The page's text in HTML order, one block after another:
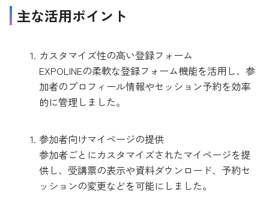
主な活用ポイント
カスタマイズ性の高い登録フォーム
EXPOLINEの柔軟な登録フォーム機能を活用し、参
加者のプロフィール情報やセッション予約を効率
的に管理しました。
参加者向けマイページの提供
参加者ごとにカスタマイズされたマイページを提
供し、受講票の表示や資料ダウンロード、予約セ
ッションの変更などを可能にしました。